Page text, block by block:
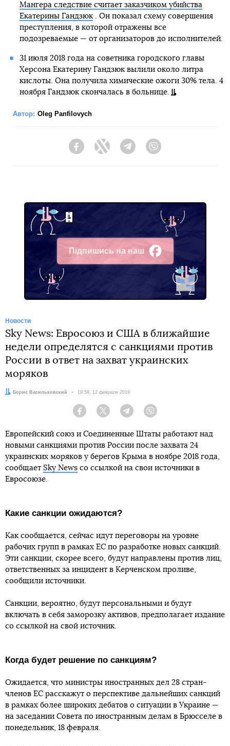
Мангера следствие считает заказчиком убийства
Екатерины Гандзюк. Он показал схему совершения
преступления, в которой отражены все
подозреваемые — от организаторов до исполнителей.
31 июля 2018 года на советника городского главы
Херсона Екатерину Гандзюк вылили около литра
кислоты. Она получила химические ожоги 30% тела. 4
ноября Гандзюк скончалась в больнице.
Автор: Oleg Panfilovych
FacebookTwitter Telegram
Підпишись на наш
Facebook
Новости
Sky News: Евросоюз и США в ближайшие
недели определятся с санкциями против
России в ответ на захват украинских
моряков
Автор:Борис Васильковский Дата:
19:58, 12 февраля 2019
Facebook Twitter Telegram
Европейский союз и Соединенные Штаты работают над
новыми санкциями против России после захвата 24
украинских моряков у берегов Крыма в ноябре 2018 года,
сообщает Sky News со ссылкой на свои источники в
Евросоюзе.
Какие санкции ожидаются?
Как сообщается, сейчас идут переговоры на уровне
рабочих групп в рамках ЕС по разработке новых санкций.
Эти санкции, скорее всего, будут направлены против лиц,
ответственных за инцидент в Керченском проливе,
сообщили источники.
Санкции, вероятно, будут персональными и будут
включать в себя заморозку активов, предполагает издание
со ссылкой на свой источник.
Когда будет решение по санкциям?
Ожидается, что министры иностранных дел 28 стран-
членов ЕС расскажут о перспективе дальнейших санкций
в рамках более широких дебатов о ситуации в Украине —
на заседании Совета по иностранным делам в Брюсселе в
понедельник, 18 февраля.